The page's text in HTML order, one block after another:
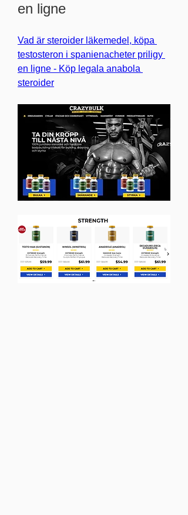
en ligne
Vad är steroider läkemedel, köpa
testosteron i spanienacheter priligy
en ligne - Köp legala anabola
steroider